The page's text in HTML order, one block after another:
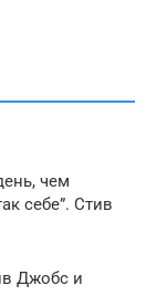
чем
себе”. Стив
Джобс и